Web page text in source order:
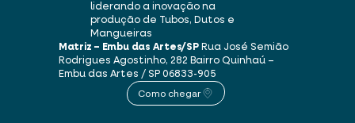
liderando a inovação na
produção de Tubos, Dutos e
Mangueiras
Matriz – Embu das Artes/SPRua José Semião
Rodrigues Agostinho, 282 Bairro Quinhaú –
Embu das Artes / SP06833-905
Como chegar